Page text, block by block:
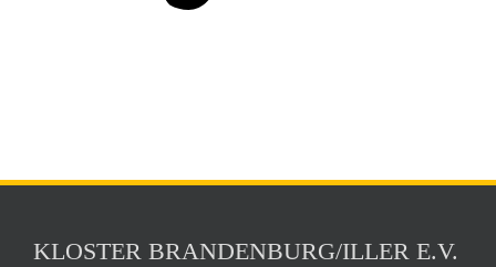
KLOSTER BRANDENBURG/ILLER E.V.